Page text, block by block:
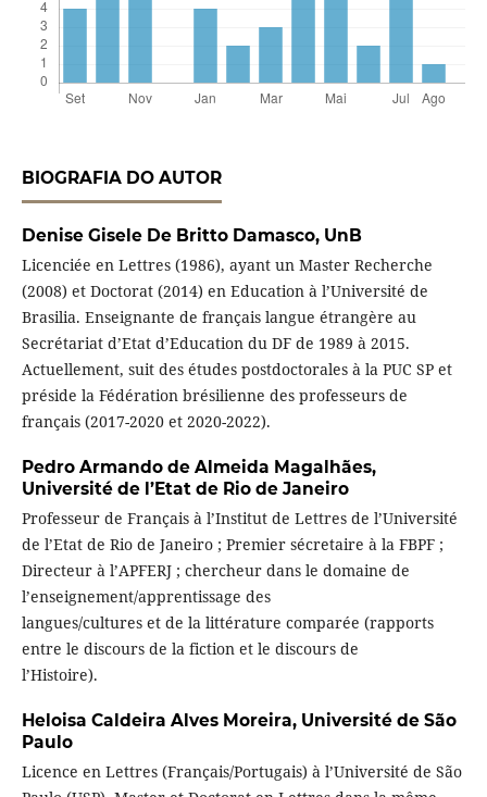
BIOGRAFIA DO AUTOR
Denise Gisele De Britto Damasco, UnB
Licenciée en Lettres (1986), ayant un Master Recherche
(2008) et Doctorat (2014) en Education à l’Université de
Brasilia. Enseignante de français langue étrangère au
Secrétariat d’Etat d’Education du DF de 1989 à 2015.
Actuellement, suit des études postdoctorales à la PUC SP et
préside la Fédération brésilienne des professeurs de
français (2017-2020 et 2020-2022).
Pedro Armando de Almeida Magalhães,
Université de l’Etat de Rio de Janeiro
Professeur de Français à l’Institut de Lettres de l’Université
de l’Etat de Rio de Janeiro ; Premier sécretaire à la FBPF ;
Directeur à l’APFERJ ; chercheur dans le domaine de
l’enseignement/apprentissage des
langues/cultures et de la littérature comparée (rapports
entre le discours de la fiction et le discours de
l’Histoire).
Heloisa Caldeira Alves Moreira, Université de São
Paulo
Licence en Lettres (Français/Portugais) à l’Université de São